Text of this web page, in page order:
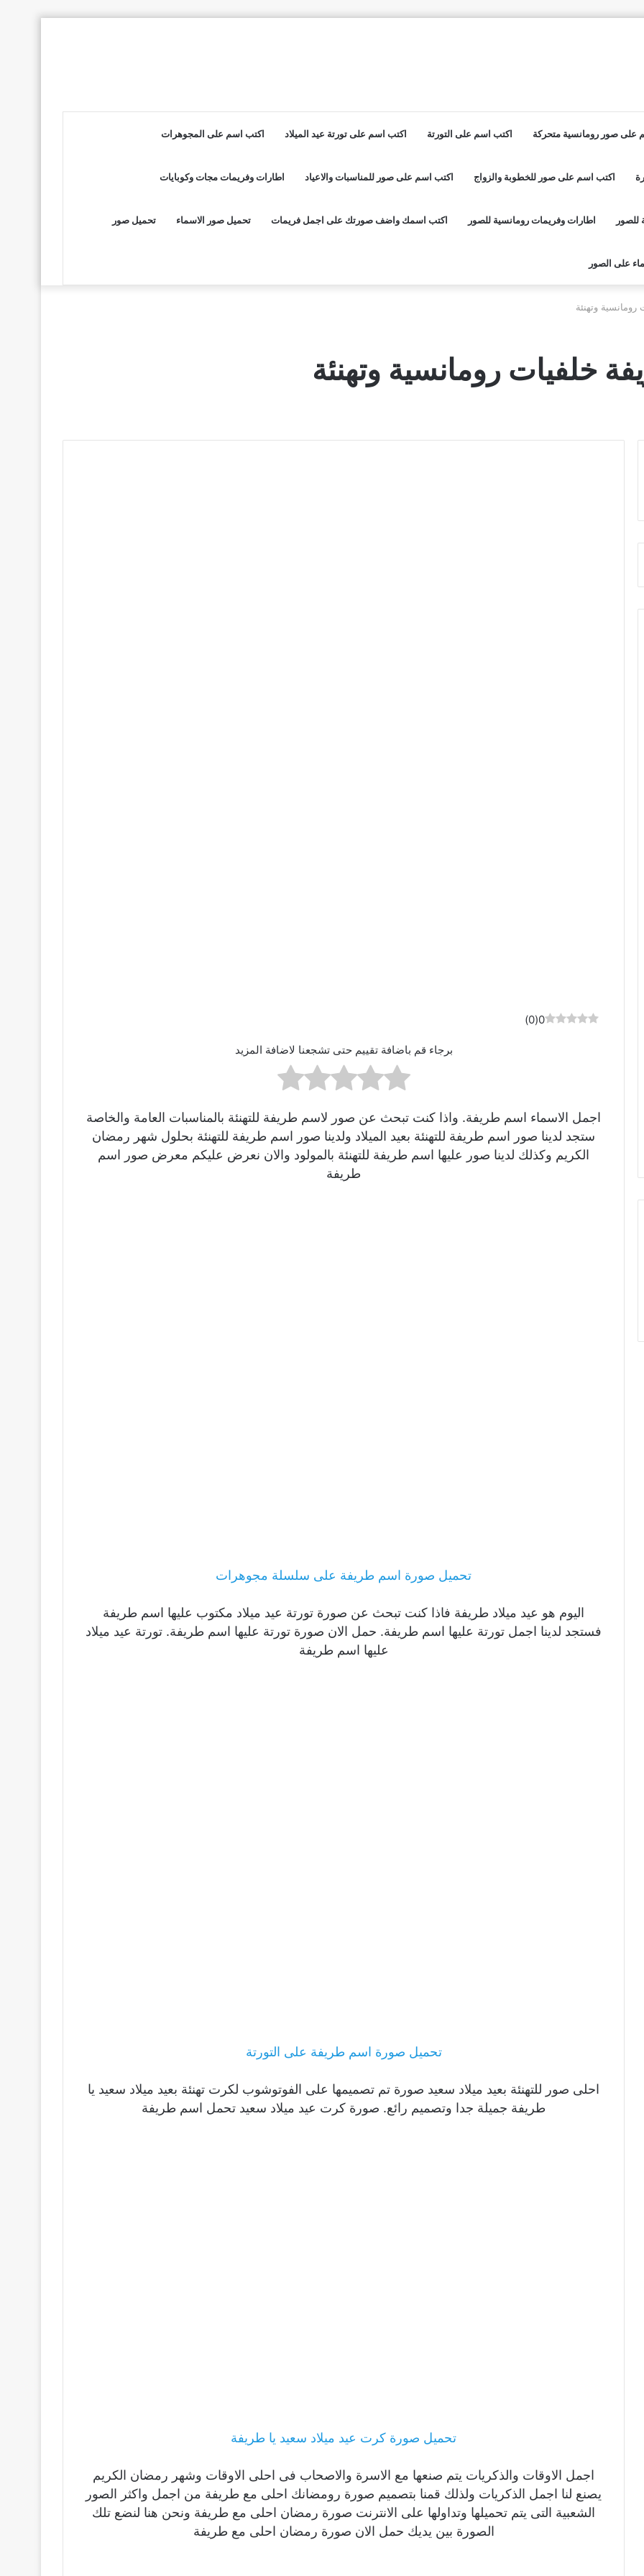
على صور رومانسية متحركة اكتب اسم على التورتة اكتب اسم على تورتة عيد الميلاد اكتب اسم على المجوهرات
اكتب اسم على صور للخطوبة والزواج اكتب اسم على صور للمناسبات والاعياد اطارات وفريمات مجات وكوبايات
للصور اطارات وفريمات رومانسية للصور اكتب اسمك واضف صورتك على اجمل فريمات تحميل صور الاسماء تحميل صور
على الصور
وتهنئة
خلفيات رومانسية وتهنئة
0
(
0
)
برجاء قم باضافة تقييم حتى تشجعنا لاضافة المزيد
اجمل الاسماء اسم طريفة. واذا كنت تبحث عن صور لاسم طريفة للتهنئة بالمناسبات العامة والخاصة
ستجد لدينا صور اسم طريفة للتهنئة بعيد الميلاد ولدينا صور اسم طريفة للتهنئة بحلول شهر رمضان
الكريم وكذلك لدينا صور عليها اسم طريفة للتهنئة بالمولود والان نعرض عليكم معرض صور اسم
طريفة
تحميل صورة اسم طريفة على سلسلة مجوهرات
اليوم هو عيد ميلاد طريفة فاذا كنت تبحث عن صورة تورتة عيد ميلاد مكتوب عليها اسم طريفة
فستجد لدينا اجمل تورتة عليها اسم طريفة. حمل الان صورة تورتة عليها اسم طريفة. تورتة عيد ميلاد
عليها اسم طريفة
تحميل صورة اسم طريفة على التورتة
احلى صور للتهنئة بعيد ميلاد سعيد صورة تم تصميمها على الفوتوشوب لكرت تهنئة بعيد ميلاد سعيد يا
طريفة جميلة جدا وتصميم رائع. صورة كرت عيد ميلاد سعيد تحمل اسم طريفة
تحميل صورة كرت عيد ميلاد سعيد يا طريفة
اجمل الاوقات والذكريات يتم صنعها مع الاسرة والاصحاب فى احلى الاوقات وشهر رمضان الكريم
يصنع لنا اجمل الذكريات ولذلك قمنا بتصميم صورة رومضانك احلى مع طريفة من اجمل واكثر الصور
الشعبية التى يتم تحميلها وتداولها على الانترنت صورة رمضان احلى مع طريفة ونحن هنا لنضع تلك
الصورة بين يديك حمل الان صورة رمضان احلى مع طريفة